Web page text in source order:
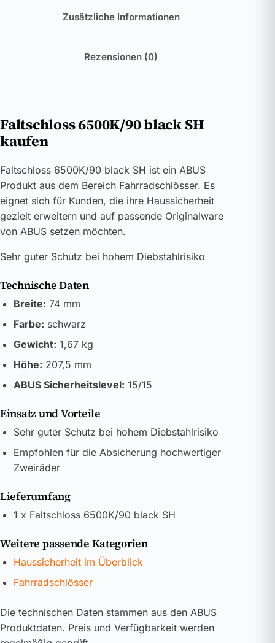
Zusätzliche Informationen
Rezensionen (0)
Faltschloss 6500K/90 black SH
kaufen
Faltschloss 6500K/90 black SH ist ein ABUS
Produkt aus dem Bereich Fahrradschlösser. Es
eignet sich für Kunden, die ihre Haussicherheit
gezielt erweitern und auf passende Originalware
von ABUS setzen möchten.
Sehr guter Schutz bei hohem Diebstahlrisiko
Technische Daten
Breite: 74 mm
Farbe: schwarz
Gewicht: 1,67 kg
Höhe: 207,5 mm
ABUS Sicherheitslevel: 15/15
Einsatz und Vorteile
Sehr guter Schutz bei hohem Diebstahlrisiko
Empfohlen für die Absicherung hochwertiger
Zweiräder
Lieferumfang
1 x Faltschloss 6500K/90 black SH
Weitere passende Kategorien
Haussicherheit im Überblick
Fahrradschlösser
Die technischen Daten stammen aus den ABUS
Produktdaten. Preis und Verfügbarkeit werden